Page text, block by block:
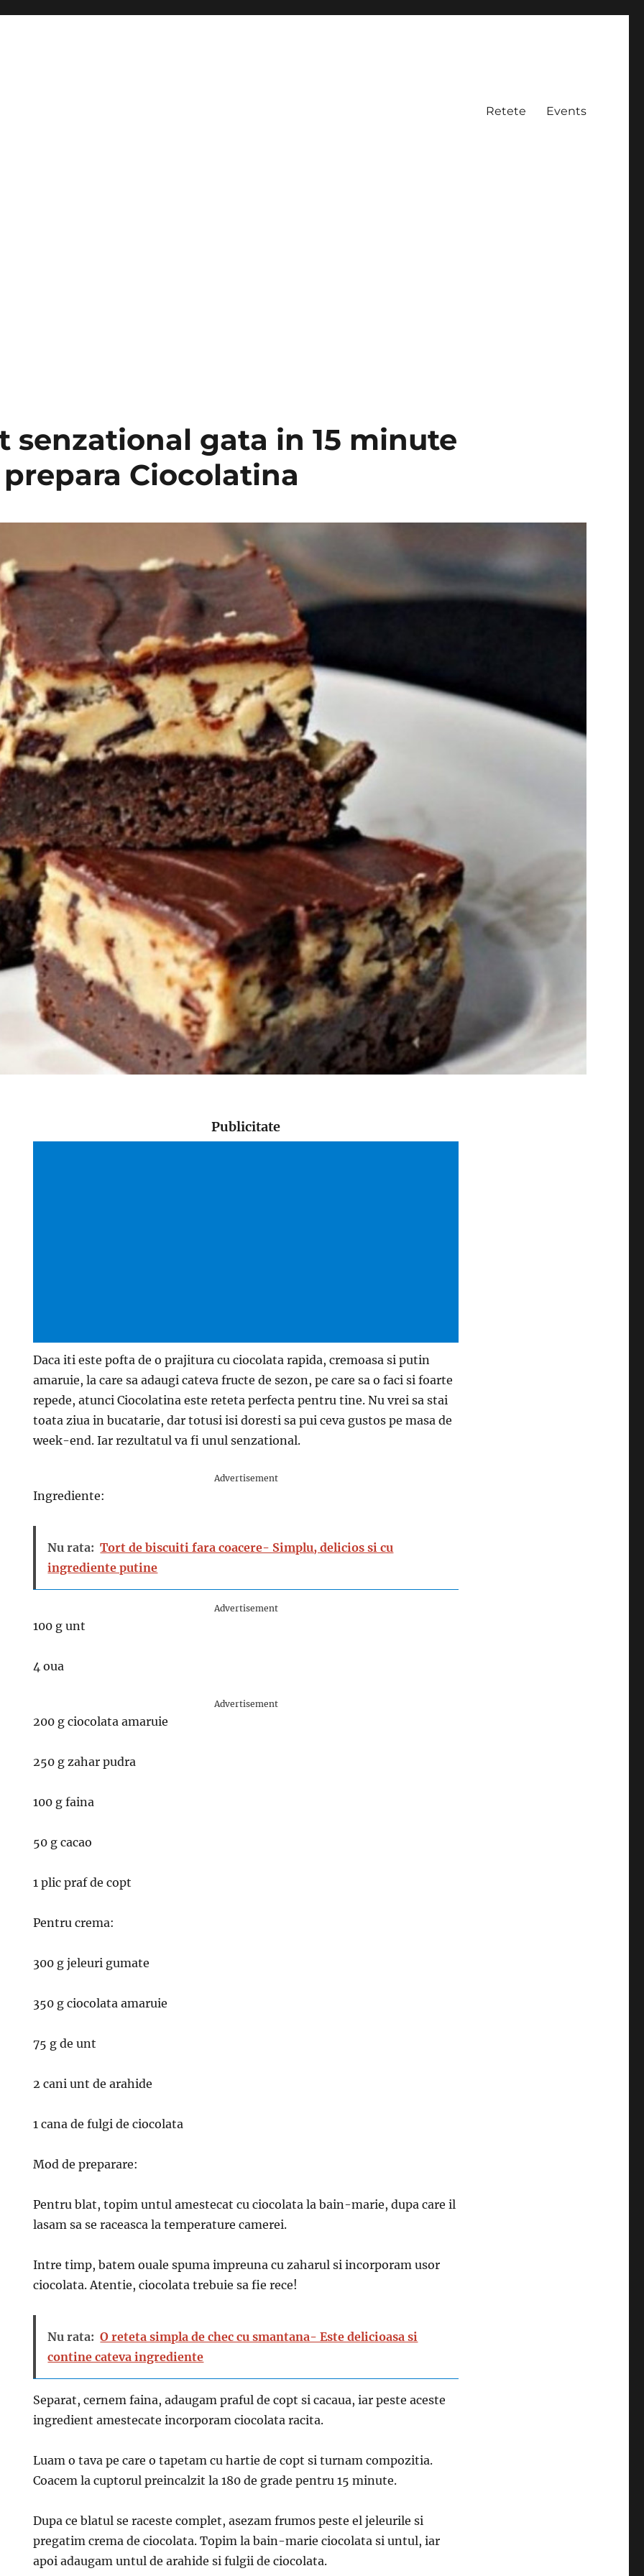
Retete Events
senzational gata in 15 minute
prepara Ciocolatina
Publicitate
Daca iti este pofta de o prajitura cu ciocolata rapida, cremoasa si putin
amaruie, la care sa adaugi cateva fructe de sezon, pe care sa o faci si foarte
repede, atunci Ciocolatina este reteta perfecta pentru tine. Nu vrei sa stai
toata ziua in bucatarie, dar totusi isi doresti sa pui ceva gustos pe masa de
week-end. Iar rezultatul va fi unul senzational.
Advertisement
Ingrediente:
Nu rata: Tort de biscuiti fara coacere- Simplu, delicios si cu
ingrediente putine
Advertisement
100 g unt
4 oua
Advertisement
200 g ciocolata amaruie
250 g zahar pudra
100 g faina
50 g cacao
1 plic praf de copt
Pentru crema:
300 g jeleuri gumate
350 g ciocolata amaruie
75 g de unt
2 cani unt de arahide
1 cana de fulgi de ciocolata
Mod de preparare:
Pentru blat, topim untul amestecat cu ciocolata la bain-marie, dupa care il
lasam sa se raceasca la temperature camerei.
Intre timp, batem ouale spuma impreuna cu zaharul si incorporam usor
ciocolata. Atentie, ciocolata trebuie sa fie rece!
Nu rata: O reteta simpla de chec cu smantana- Este delicioasa si
contine cateva ingrediente
Separat, cernem faina, adaugam praful de copt si cacaua, iar peste aceste
ingredient amestecate incorporam ciocolata racita.
Luam o tava pe care o tapetam cu hartie de copt si turnam compozitia.
Coacem la cuptorul preincalzit la 180 de grade pentru 15 minute.
Dupa ce blatul se raceste complet, asezam frumos peste el jeleurile si
pregatim crema de ciocolata. Topim la bain-marie ciocolata si untul, iar
apoi adaugam untul de arahide si fulgii de ciocolata.